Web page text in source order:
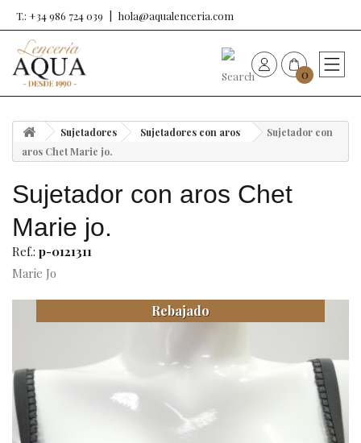
T.: +34 986 724 039 hola@aqualenceria.com
0
Nueva colección
Sujetadores
Bragas
Prendas moldeadoras
Sujetadores Sujetadores con aros
Sujetador con
aros Chet Marie jo.
Sujetador con aros Chet
Marie jo.
Ref.: p-0121311
Marie Jo
Rebajado